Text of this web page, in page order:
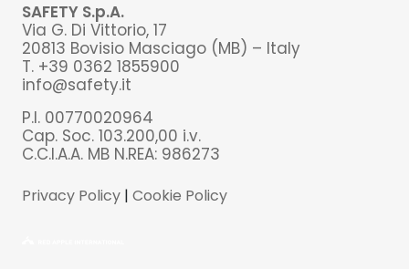
SAFETY S.p.A.
Via G. Di Vittorio, 17
20813 Bovisio Masciago (MB) – Italy
T. +39 0362 1855900
info@safety.it
P.I. 00770020964
Cap. Soc. 103.200,00 i.v.
C.C.I.A.A. MB N.REA: 986273
Privacy Policy | Cookie Policy